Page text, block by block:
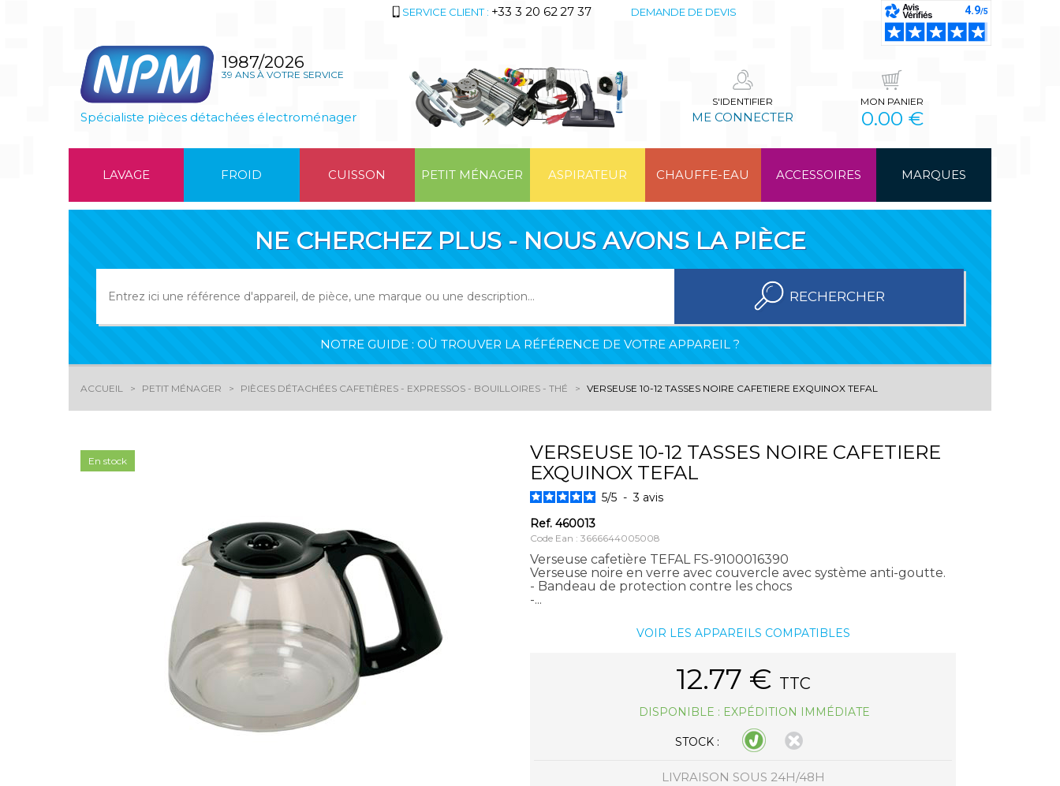
SERVICE CLIENT : +33 3 20 62 27 37 DEMANDE DE DEVIS
1987/2026
39 ANS À VOTRE SERVICE
Spécialiste pièces détachées électroménager
S'IDENTIFIER
ME CONNECTER
MON PANIER
0.00 €
LAVAGE FROID CUISSON PETIT MÉNAGER ASPIRATEUR CHAUFFE-EAU ACCESSOIRES MARQUES
NE CHERCHEZ PLUS - NOUS AVONS LA PIÈCE
RECHERCHER
NOTRE GUIDE : OÙ TROUVER LA RÉFÉRENCE DE VOTRE APPAREIL ?
ACCUEIL PETIT MÉNAGER PIÈCES DÉTACHÉES CAFETIÈRES - EXPRESSOS - BOUILLOIRES - THÉ VERSEUSE 10-12 TASSES NOIRE CAFETIERE EXQUINOX TEFAL
En stock
VERSEUSE 10-12 TASSES NOIRE CAFETIERE
EXQUINOX TEFAL
5/5 - 3 avis
Ref. 460013
Code Ean : 3666644005008
Verseuse cafetière TEFAL FS-9100016390
Verseuse noire en verre avec couvercle avec système anti-goutte.
- Bandeau de protection contre les chocs
-...
VOIR LES APPAREILS COMPATIBLES
12.77 € TTC
STOCK :
DISPONIBLE : EXPÉDITION IMMÉDIATE
LIVRAISON SOUS 24H/48H